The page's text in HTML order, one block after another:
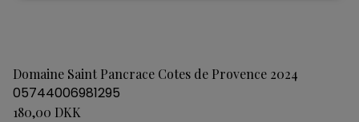
Domaine Saint Pancrace Cotes de Provence 2024
05744006981295
180,00 DKK